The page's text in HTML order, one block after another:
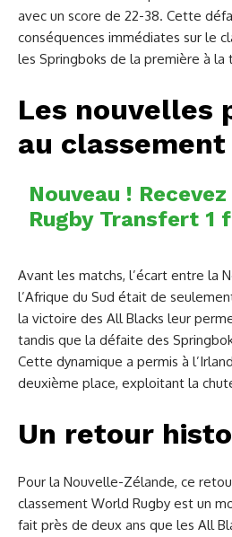
avec un score de 22-38. Cette
conséquences immédiates sur le
les Springboks de la première à la
Les nouvelles
au classement
Nouveau !
Rugby Transfert 1
Avant les matchs, l’écart entre la
l’Afrique du Sud était de
la victoire des All Blacks leur
tandis que la défaite des
Cette dynamique a permis à
deuxième place, exploitant la
Un retour
Pour la Nouvelle-Zélande, ce
classement World Rugby est un
fait près de deux ans que les All